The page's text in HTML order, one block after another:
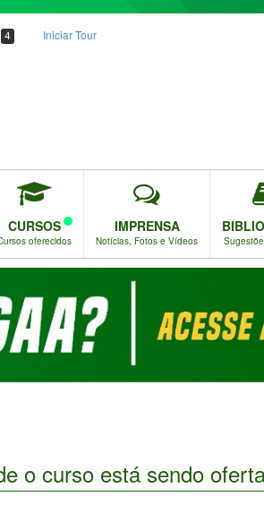
4 Iniciar Tour
CURSOS
oferecidos
IMPRENSA
Notícias, Fotos e Vídeos
o curso está sendo